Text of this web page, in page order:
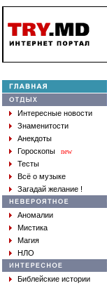
Интересные новости
Знаменитости
Анекдоты
Гороскопы
new
Тесты
Всё о музыке
Загадай желание !
Аномалии
Мистика
Магия
НЛО
Библейские истории